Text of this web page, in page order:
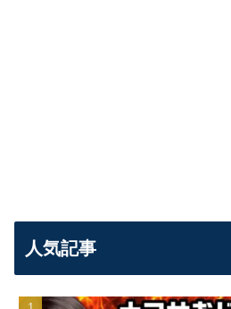
人気記事